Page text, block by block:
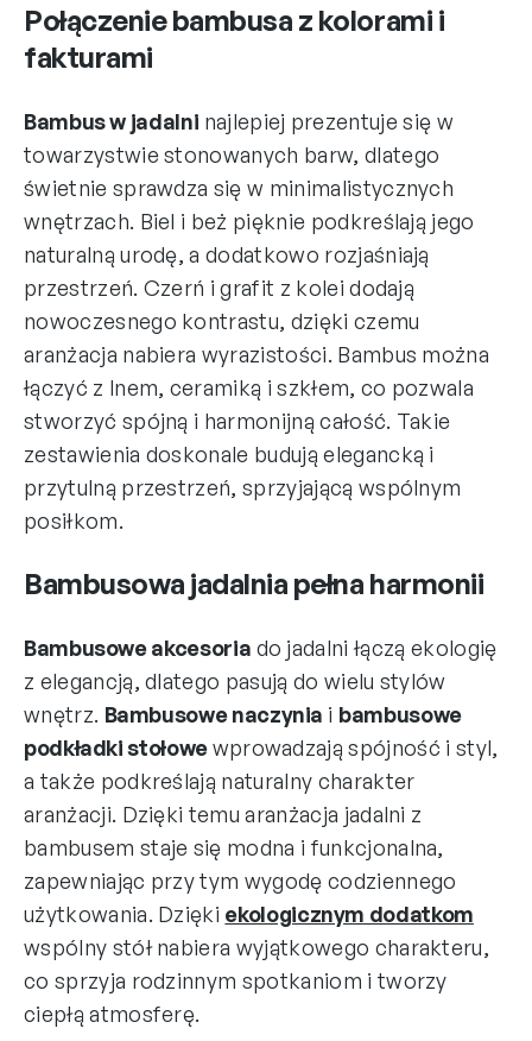
Połączenie bambusa z kolorami i
fakturami
Bambus w jadalni najlepiej prezentuje się w
towarzystwie stonowanych barw, dlatego
świetnie sprawdza się w minimalistycznych
wnętrzach. Biel i beż pięknie podkreślają jego
naturalną urodę, a dodatkowo rozjaśniają
przestrzeń. Czerń i grafit z kolei dodają
nowoczesnego kontrastu, dzięki czemu
aranżacja nabiera wyrazistości. Bambus można
łączyć z lnem, ceramiką i szkłem, co pozwala
stworzyć spójną i harmonijną całość. Takie
zestawienia doskonale budują elegancką i
przytulną przestrzeń, sprzyjającą wspólnym
posiłkom.
Bambusowa jadalnia pełna harmonii
Bambusowe akcesoria do jadalni łączą ekologię
z elegancją, dlatego pasują do wielu stylów
wnętrz. Bambusowe naczynia i bambusowe
podkładki stołowewprowadzają spójność i styl,
a także podkreślają naturalny charakter
aranżacji. Dzięki temu aranżacja jadalni z
bambusem staje się modna i funkcjonalna,
zapewniając przy tym wygodę codziennego
użytkowania. Dzięki ekologicznym dodatkom
wspólny stół nabiera wyjątkowego charakteru,
co sprzyja rodzinnym spotkaniom i tworzy
ciepłą atmosferę.